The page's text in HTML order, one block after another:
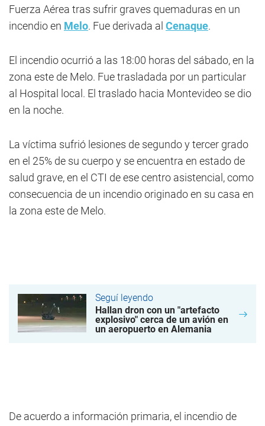
Fuerza Aérea tras sufrir graves quemaduras en un
incendio en Melo. Fue derivada al Cenaque.
El incendio ocurrió a las 18:00 horas del sábado, en la
zona este de Melo. Fue trasladada por un particular
al Hospital local. El traslado hacia Montevideo se dio
en la noche.
La víctima sufrió lesiones de segundo y tercer grado
en el 25% de su cuerpo y se encuentra en estado de
salud grave, en el CTI de ese centro asistencial, como
consecuencia de un incendio originado en su casa en
la zona este de Melo.
Seguí leyendo
Hallan dron con un "artefacto
explosivo" cerca de un avión en
un aeropuerto en Alemania
De acuerdo a información primaria, el incendio de